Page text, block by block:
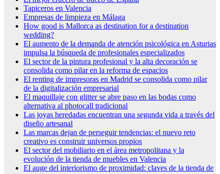
Tapiceros en Valencia
Empresas de limpieza en Málaga
How good is Mallorca as destination for a destination
wedding?
El aumento de la demanda de atención psicológica en Asturias
impulsa la búsqueda de profesionales especializados
El sector de la pintura profesional y la alta decoración se
consolida como pilar en la reforma de espacios
El renting de impresoras en Madrid se consolida como pilar
de la digitalización empresarial
El maquillaje con glitter se abre paso en las bodas como
alternativa al photocall tradicional
Las joyas heredadas encuentran una segunda vida a través del
diseño artesanal
Las marcas dejan de perseguir tendencias: el nuevo reto
creativo es construir universos propios
El sector del mobiliario en el área metropolitana y la
evolución de la tienda de muebles en Valencia
El auge del interiorismo de proximidad: claves de la tienda de